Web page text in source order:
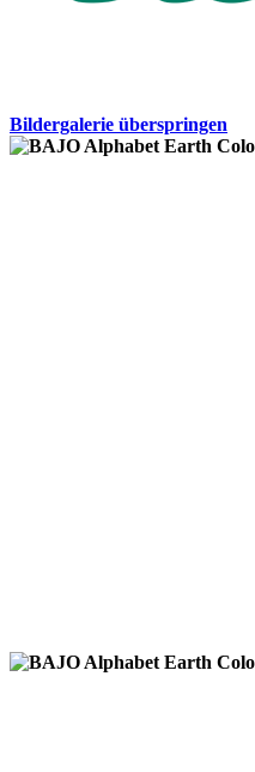
Bildergalerie überspringen